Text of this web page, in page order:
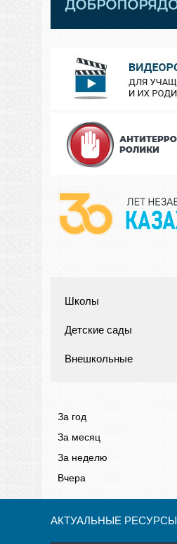
Школы
Детские сады
Внешкольные
За год
За месяц
За неделю
Вчера
АКТУАЛЬНЫЕ РЕСУРСЫ